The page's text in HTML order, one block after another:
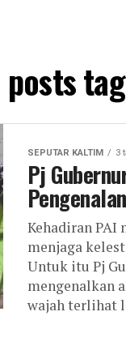
SEPUTAR KALTIM 3
Pj
Kehadiran PAI
menjaga
Untuk itu Pj
mengenalkan
wajah terlihat